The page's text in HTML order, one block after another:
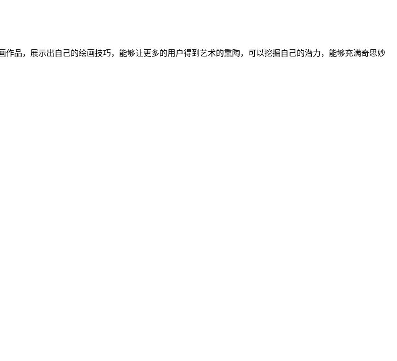
品，展示出自己的绘画技巧，能够让更多的用户得到艺术的熏陶，可以挖掘自己的潜力，能够充满奇思妙